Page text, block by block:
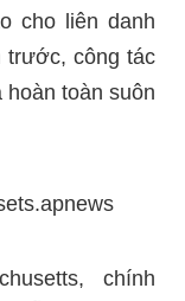
cho liên danh
trước, công tác
toàn suôn
chính